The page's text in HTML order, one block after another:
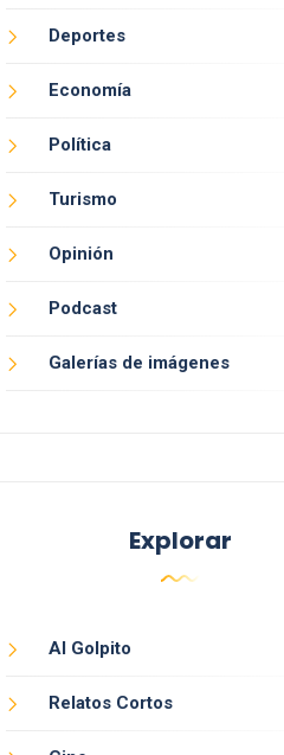
Deportes
Economía
Política
Turismo
Opinión
Podcast
Galerías de imágenes
Explorar
Al Golpito
Relatos Cortos